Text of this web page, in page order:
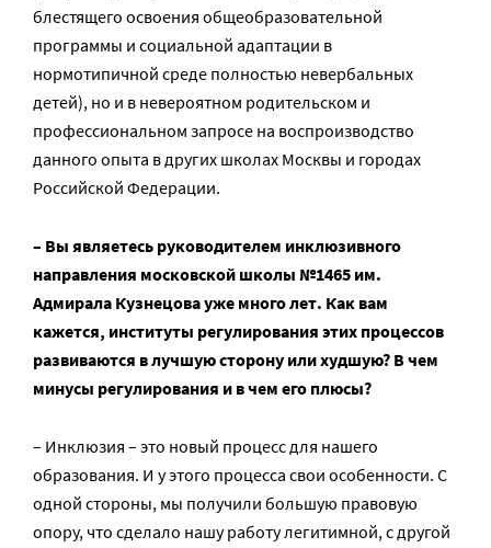
блестящего освоения общеобразовательной
программы и социальной адаптации в
нормотипичной среде полностью невербальных
детей), но и в невероятном родительском и
профессиональном запросе на воспроизводство
данного опыта в других школах Москвы и городах
Российской Федерации.
– Вы являетесь руководителем инклюзивного
направления московской школы №1465 им.
Адмирала Кузнецова уже много лет. Как вам
кажется, институты регулирования этих процессов
развиваются в лучшую сторону или худшую? В чем
минусы регулирования и в чем его плюсы?
– Инклюзия – это новый процесс для нашего
образования. И у этого процесса свои особенности. С
одной стороны, мы получили большую правовую
опору, что сделало нашу работу легитимной, с другой